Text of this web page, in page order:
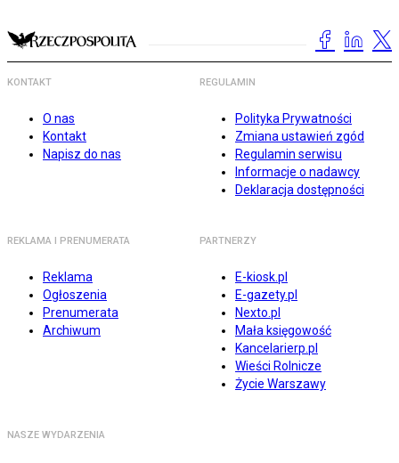
KONTAKT
O nas
Kontakt
Napisz do nas
REGULAMIN
Polityka Prywatności
Zmiana ustawień zgód
Regulamin serwisu
Informacje o nadawcy
Deklaracja dostępności
REKLAMA I PRENUMERATA
Reklama
Ogłoszenia
Prenumerata
Archiwum
PARTNERZY
E-kiosk.pl
E-gazety.pl
Nexto.pl
Mała księgowość
Kancelarierp.pl
Wieści Rolnicze
Życie Warszawy
NASZE WYDARZENIA